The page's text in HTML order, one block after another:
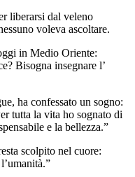
liberarsi dal veleno
voleva ascoltare.
in Medio Oriente:
Bisogna insegnare l’
ha confessato un sogno:
tutta la vita ho sognato di
e la bellezza.”
scolpito nel cuore: